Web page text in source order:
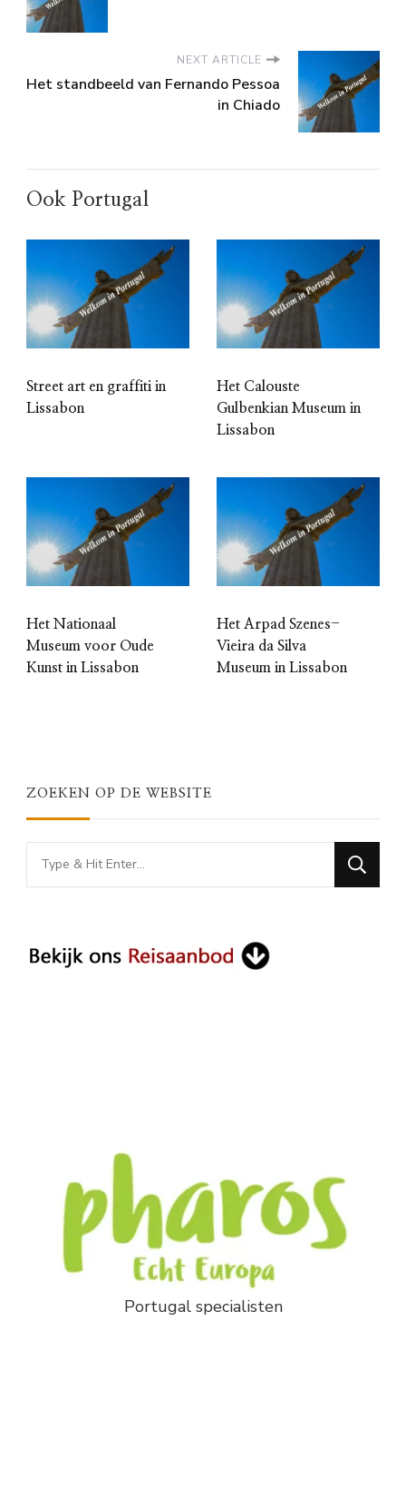
NEXT ARTICLE
Het standbeeld van Fernando Pessoa
in Chiado
Ook Portugal
Street art en graffiti in
Lissabon
Het Calouste
Gulbenkian Museum in
Lissabon
Het Nationaal
Museum voor Oude
Kunst in Lissabon
Het Arpad Szenes-
Vieira da Silva
Museum in Lissabon
ZOEKEN OP DE WEBSITE
Looking
for
Portugal specialisten